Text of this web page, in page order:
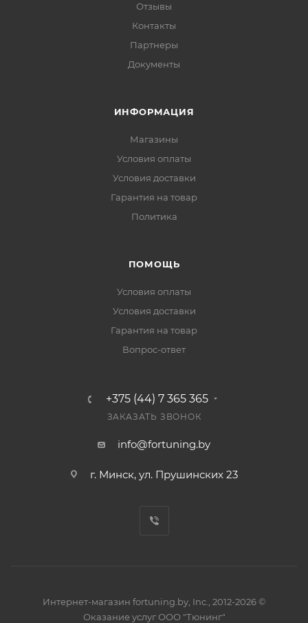
Отзывы
Контакты
Партнеры
Документы
ИНФОРМАЦИЯ
Магазины
Условия оплаты
Условия доставки
Гарантия на товар
Политика
ПОМОЩЬ
Условия оплаты
Условия доставки
Гарантия на товар
Вопрос-ответ
+375 (44) 7 365 365
ЗАКАЗАТЬ ЗВОНОК
info@fortuning.by
г. Минск, ул. Прушинских 23
Интернет-магазин fortuning.by, Inc., 2012-2026 ©
Оказание услуг ООО "Тюнинг"